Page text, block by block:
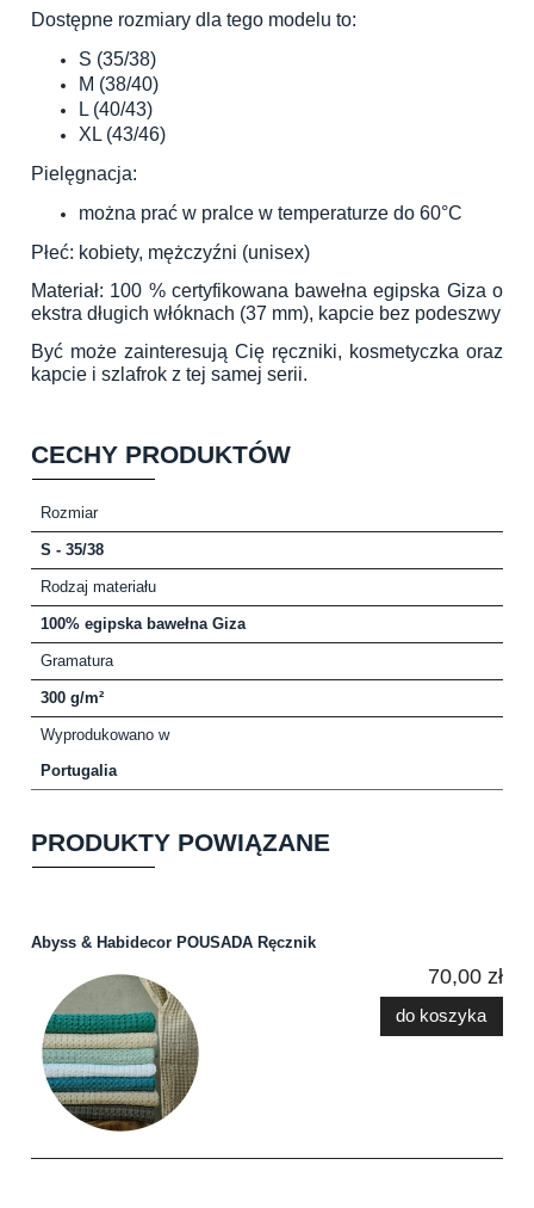
Dostępne rozmiary dla tego modelu to:
S (35/38)
M (38/40)
L (40/43)
XL (43/46)
Pielęgnacja:
można prać w pralce w temperaturze do 60°C
Płeć: kobiety, mężczyźni (unisex)
Materiał: 100 % certyfikowana bawełna egipska Giza o
ekstra długich włóknach (37 mm), kapcie bez podeszwy
Być może zainteresują Cię ręczniki, kosmetyczka oraz
kapcie i szlafrok z tej samej serii.
CECHY PRODUKTÓW
Rozmiar
S - 35/38
Rodzaj materiału
100% egipska bawełna Giza
Gramatura
300 g/m²
Wyprodukowano w
Portugalia
PRODUKTY POWIĄZANE
Abyss & Habidecor POUSADA Ręcznik
70,00 zł
do koszyka